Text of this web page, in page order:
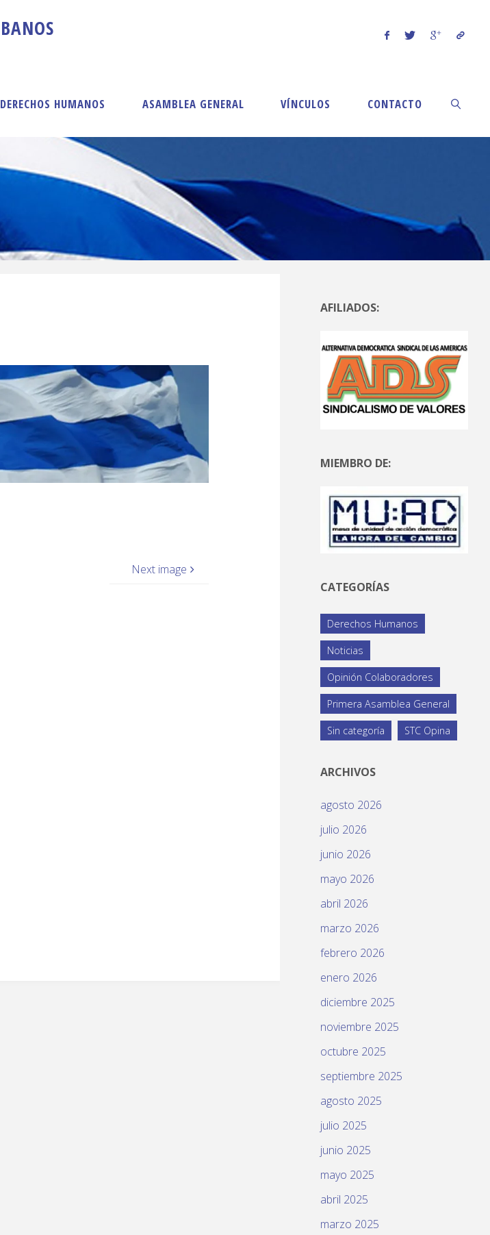
BANOS
DERECHOS HUMANOS ASAMBLEA GENERAL VÍNCULOS CONTACTO
Next image
AFILIADOS:
MIEMBRO DE:
CATEGORÍAS
Derechos Humanos
Noticias
Opinión Colaboradores
Primera Asamblea General
Sin categoría STC Opina
ARCHIVOS
agosto 2026
julio 2026
junio 2026
mayo 2026
abril 2026
marzo 2026
febrero 2026
enero 2026
diciembre 2025
noviembre 2025
octubre 2025
septiembre 2025
agosto 2025
julio 2025
junio 2025
mayo 2025
abril 2025
marzo 2025